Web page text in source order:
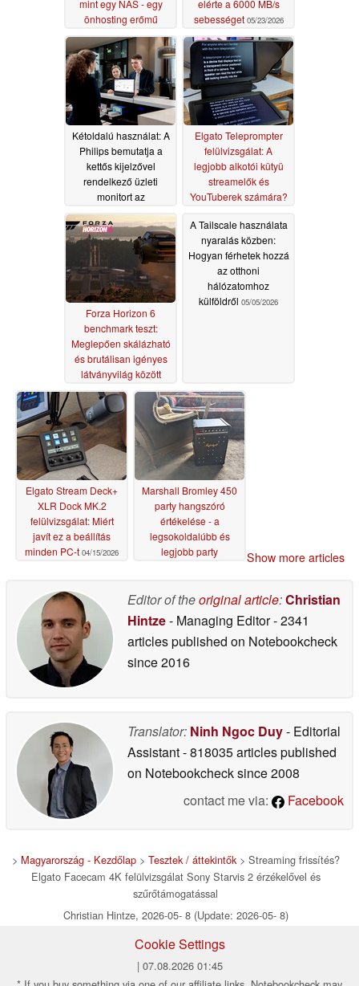
mint egy NAS - egy
önhosting erőmű
06/06/2026
elérte a 6000 MB/s
sebességet 05/23/2026
Kétoldalú használat: A
Philips bemutatja a
kettős kijelzővel
rendelkező üzleti
monitort az
ügyfélszolgálat és a
közös munka számára
05/20/2026
Elgato Teleprompter
felülvizsgálat: A
legjobb alkotói kütyü
streamelők és
YouTuberek számára?
Forza Horizon 6
benchmark teszt:
Meglepően skálázható
és brutálisan igényes
látványvilág között
05/14/2026
A Tailscale használata
nyaralás közben:
Hogyan férhetek hozzá
az otthoni
hálózatomhoz
külföldről 05/05/2026
Elgato Stream Deck+
XLR Dock MK.2
felülvizsgálat: Miért
javít ez a beállítás
minden PC-t 04/15/2026
Marshall Bromley 450
party hangszóró
értékelése - a
legsokoldalúbb és
legjobb party
Show more articles
Editor of theoriginal article:Christian
Hintze- Managing Editor- 2341
articles published on Notebookcheck
since 2016
Translator: Ninh Ngoc Duy- Editorial
Assistant- 818035 articles published
on Notebookchecksince 2008
contact me via:
Facebook
> Magyarország - Kezdőlap> Tesztek / áttekintők> Streaming frissítés?
Elgato Facecam 4K felülvizsgálat Sony Starvis 2 érzékelővel és
szűrőtámogatással
Christian Hintze, 2026-05- 8 (Update: 2026-05- 8)
Cookie Settings
| 07.08.2026 01:45